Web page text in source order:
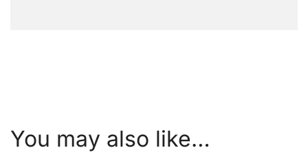
You may also like…